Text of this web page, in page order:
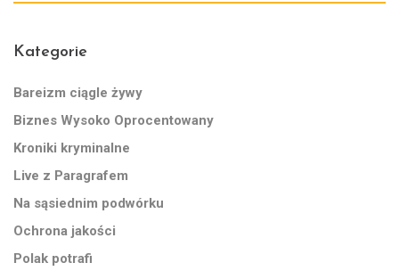
Kategorie
Bareizm ciągle żywy
Biznes Wysoko Oprocentowany
Kroniki kryminalne
Live z Paragrafem
Na sąsiednim podwórku
Ochrona jakości
Polak potrafi